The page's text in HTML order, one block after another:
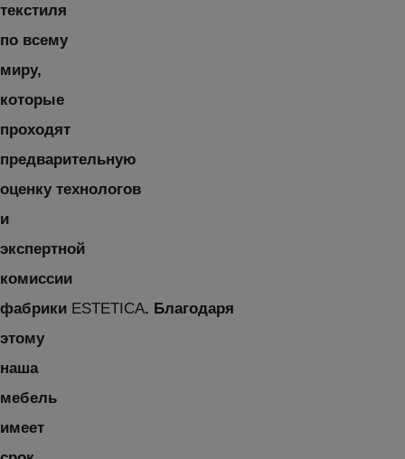
текстиля
по всему
миру,
которые
проходят
предварительную
оценку технологов
и
экспертной
комиссии
фабрики ESTETICA. Благодаря
этому
наша
мебель
имеет